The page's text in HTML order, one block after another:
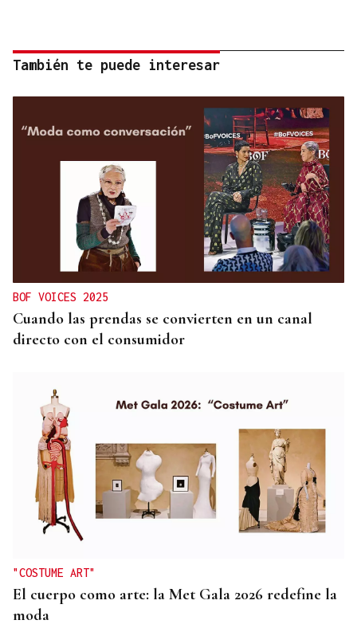
También te puede interesar
BOF VOICES 2025
Cuando las prendas se convierten en un canal
directo con el consumidor
"COSTUME ART"
El cuerpo como arte: la Met Gala 2026 redefine la
moda